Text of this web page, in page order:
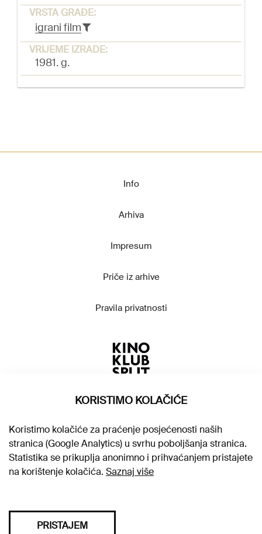
VRSTA GRAĐE:
igrani film
VRIJEME IZRADE:
1981. g.
Info
Arhiva
Impresum
Priče iz arhive
Pravila privatnosti
KORISTIMO KOLAČIĆE
Koristimo kolačiće za praćenje posjećenosti naših
stranica (Google Analytics) u svrhu poboljšanja stranica.
Statistika se prikuplja anonimno i prihvaćanjem pristajete
na korištenje kolačića. Saznaj više
PRISTAJEM